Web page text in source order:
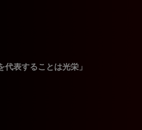
代表することは光栄」